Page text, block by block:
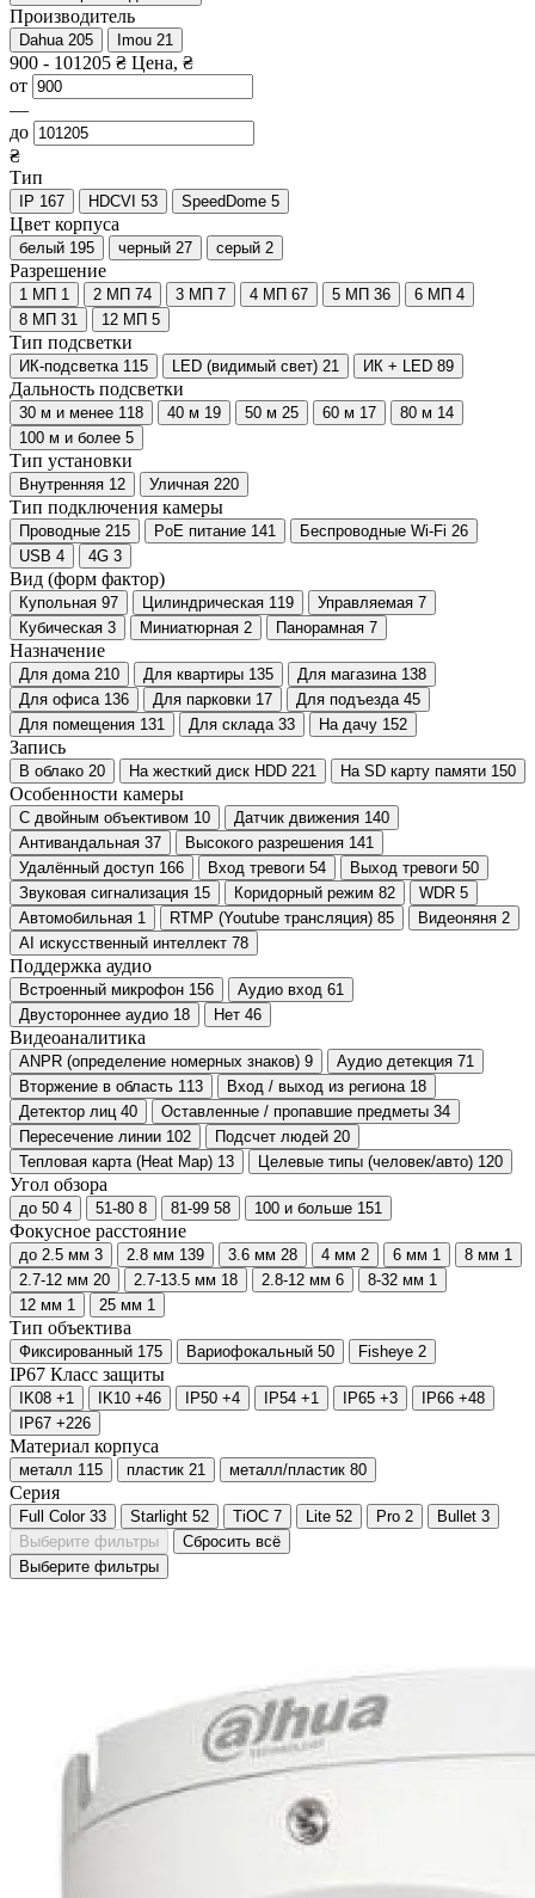
Производитель
Dahua 205 Imou 21
900 - 101205 ₴ Цена, ₴
от
—
до
₴
Тип
IP 167 HDCVI 53 SpeedDome 5
Цвет корпуса
белый 195 черный 27 серый 2
Разрешение
1 МП 1 2 МП 74 3 МП 7 4 МП 67 5 МП 36 6 МП 4
8 МП 31 12 МП 5
Тип подсветки
ИК-подсветка 115 LED (видимый свет) 21 ИК + LED 89
Дальность подсветки
30 м и менее 118 40 м 19 50 м 25 60 м 17 80 м 14
100 м и более 5
Тип установки
Внутренняя 12 Уличная 220
Тип подключения камеры
Проводные 215 PoE питание 141 Беспроводные Wi-Fi 26
USB 4 4G 3
Вид (форм фактор)
Купольная 97 Цилиндрическая 119 Управляемая 7
Кубическая 3 Миниатюрная 2 Панорамная 7
Назначение
Для дома 210 Для квартиры 135 Для магазина 138
Для офиса 136 Для парковки 17 Для подъезда 45
Для помещения 131 Для склада 33 На дачу 152
Запись
В облако 20 На жесткий диск HDD 221 На SD карту памяти 150
Особенности камеры
С двойным объективом 10 Датчик движения 140
Антивандальная 37 Высокого разрешения 141
Удалённый доступ 166 Вход тревоги 54 Выход тревоги 50
Звуковая сигнализация 15 Коридорный режим 82 WDR 5
Автомобильная 1 RTMP (Youtube трансляция) 85 Видеоняня 2
AI искусственный интеллект 78
Поддержка аудио
Встроенный микрофон 156 Аудио вход 61
Двустороннее аудио 18 Нет 46
Видеоаналитика
ANPR (определение номерных знаков) 9 Аудио детекция 71
Вторжение в область 113 Вход / выход из региона 18
Детектор лиц 40 Оставленные / пропавшие предметы 34
Пересечение линии 102 Подсчет людей 20
Тепловая карта (Heat Map) 13 Целевые типы (человек/авто) 120
Угол обзора
до 50 4 51-80 8 81-99 58 100 и больше 151
Фокусное расстояние
до 2.5 мм 3 2.8 мм 139 3.6 мм 28 4 мм 2 6 мм 1 8 мм 1
2.7-12 мм 20 2.7-13.5 мм 18 2.8-12 мм 6 8-32 мм 1
12 мм 1 25 мм 1
Тип объектива
Фиксированный 175 Вариофокальный 50 Fisheye 2
IP67 Класс защиты
IK08 +1 IK10 +46 IP50 +4 IP54 +1 IP65 +3 IP66 +48
IP67 +226
Материал корпуса
металл 115 пластик 21 металл/пластик 80
Серия
Full Color 33 Starlight 52 TiOC 7 Lite 52 Pro 2 Bullet 3
Выберите фильтры
Сбросить всё
Выберите фильтры